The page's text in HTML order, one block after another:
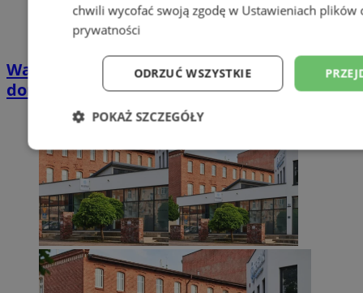
Wakacyjny wypoczynek nad Bałtykiem w
domkach Szmaragdowe Morze
chwili wycofać swoją zgodę w Ustawieniach plików
prywatności
ODRZUĆ WSZYSTKIE
POKAŻ SZCZEGÓŁY
Niezbędne Wydajność
Niesklasyfikowane